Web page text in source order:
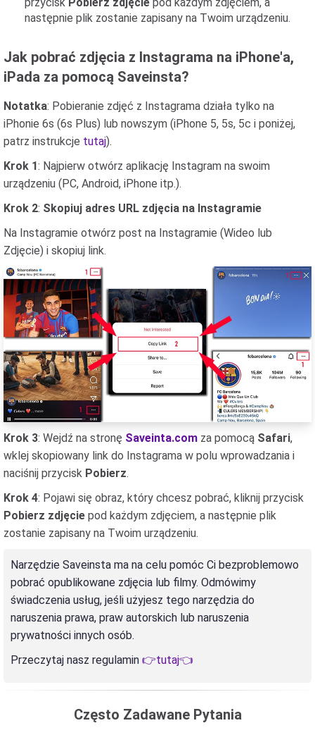
następnie plik zostanie zapisany na Twoim urządzeniu.
Jak pobrać zdjęcia z Instagrama na iPhone'a,
iPada za pomocą Saveinsta?
Notatka: Pobieranie zdjęć z Instagrama działa tylko na
iPhonie 6s (6s Plus) lub nowszym (iPhone 5, 5s, 5c i poniżej,
patrz instrukcje tutaj).
Krok 1: Najpierw otwórz aplikację Instagram na swoim
urządzeniu (PC, Android, iPhone itp.).
Krok 2: Skopiuj adres URL zdjęcia na Instagramie
Na Instagramie otwórz post na Instagramie (Wideo lub
Zdjęcie) i skopiuj link.
Krok 3: Wejdź na stronę Saveinta.com za pomocą Safari,
wklej skopiowany link do Instagrama w polu wprowadzania i
naciśnij przycisk Pobierz.
Krok 4: Pojawi się obraz, który chcesz pobrać, kliknij przycisk
Pobierz zdjęcie pod każdym zdjęciem, a następnie plik
zostanie zapisany na Twoim urządzeniu.
Narzędzie Saveinsta ma na celu pomóc Ci bezproblemowo
pobrać opublikowane zdjęcia lub filmy. Odmówimy
świadczenia usług, jeśli użyjesz tego narzędzia do
naruszenia prawa, praw autorskich lub naruszenia
prywatności innych osób.
Przeczytaj nasz regulamin 👉tutaj👈
Często Zadawane Pytania